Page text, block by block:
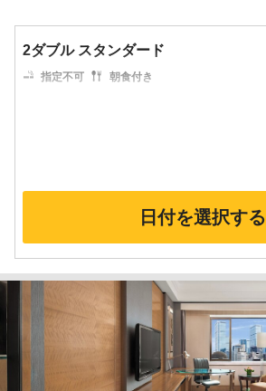
2ダブル スタンダード
指定不可
朝食付き
日付を選択する